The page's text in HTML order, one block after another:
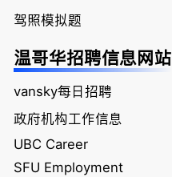
驾照模拟题
温哥华招聘信息网站
vansky每日招聘
政府机构工作信息
UBC Career
SFU Employment